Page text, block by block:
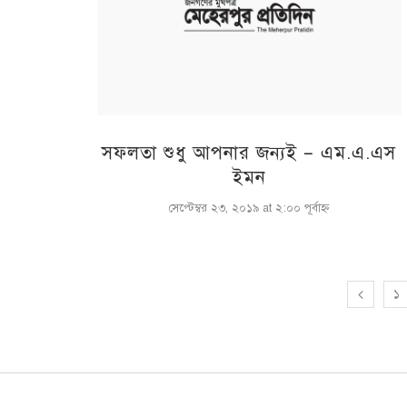
সফলতা শুধু আপনার জন্যই – এম.এ.এস
ইমন
সেপ্টেম্বর ২৩, ২০১৯ at ২:০০ পূর্বাহ্ণ
১